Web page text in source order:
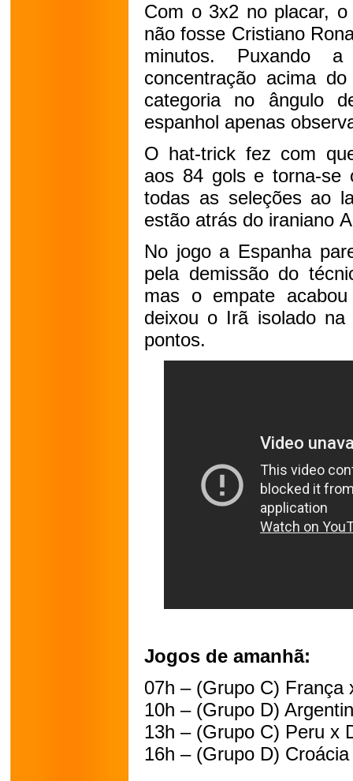
Com o 3x2 no placar,
não fosse Cristiano
minutos. Puxando a
concentração acima
categoria no ângulo
espanhol apenas
O hat-trick fez com
aos 84 gols e torna-se
todas as seleções ao
estão atrás do iraniano
No jogo a Espanha
pela demissão do
mas o empate
deixou o Irã isolado
pontos.
Jogos de amanhã:
07h – (Grupo C) França
10h – (Grupo D)
13h – (Grupo C) Peru x
16h – (Grupo D)